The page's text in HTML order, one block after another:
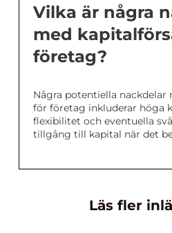
Vilka är några
med
företag?
Några potentiella
för företag inkluderar höga
flexibilitet och eventuella
tillgång till kapital när det
Läs fler